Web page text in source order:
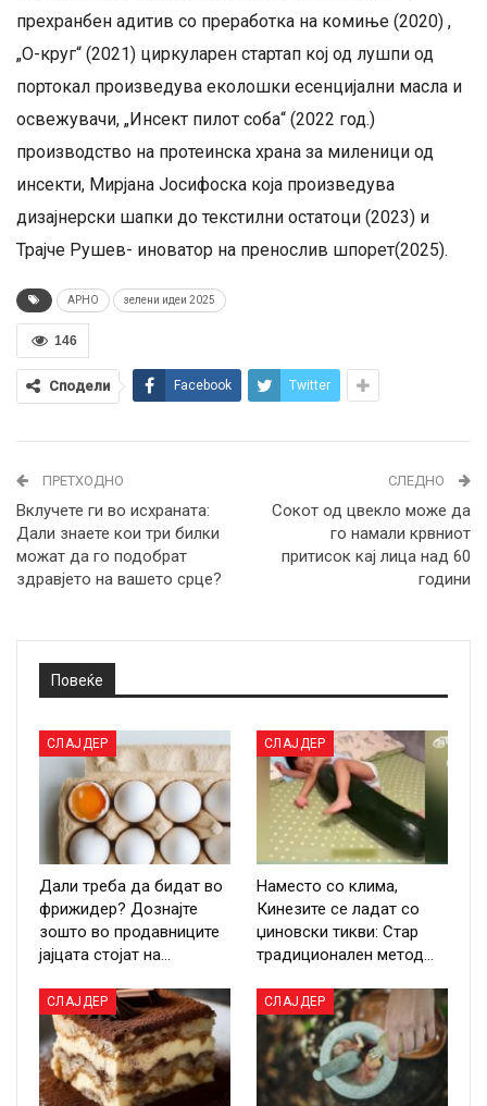
прехранбен адитив со преработка на комиње (2020) ,
„О-круг“ (2021) циркуларен стартап кој од лушпи од
портокал произведува еколошки есенцијални масла и
освежувачи, „Инсект пилот соба“ (2022 год.)
производство нa протеинска храна за миленици од
инсекти, Мирјана Јосифоска која произведува
дизајнерски шапки до текстилни остатоци (2023) и
Трајче Рушев- иноватор на пренослив шпорет(2025).
АРНО зелени идеи 2025
146
Сподели Facebook Twitter
ПРЕТХОДНО
Вклучете ги во исхраната:
Дали знаете кои три билки
можат да го подобрат
здравјето на вашето срце?
СЛЕДНО
Сокот од цвекло може да
го намали крвниот
притисок кај лица над 60
години
Повеќе
СЛАЈДЕР
Дали треба да бидат во
фрижидер? Дознајте
зошто во продавниците
јајцата стојат на…
СЛАЈДЕР
Наместо со клима,
Кинезите се ладат со
џиновски тикви: Стар
традиционален метод…
СЛАЈДЕР СЛАЈДЕР